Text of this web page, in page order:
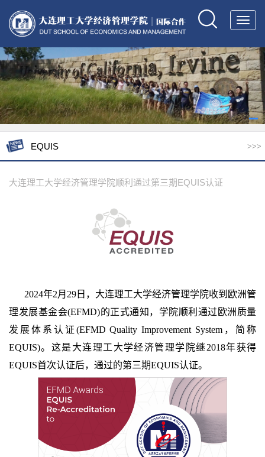
EQUIS >>>
大连理工大学经济管理学院顺利通过第三期EQUIS认证
2024年2月29日，大连理工大学经济管理学院收到欧洲管
理发展基金会(EFMD)的正式通知，学院顺利通过欧洲质量
发展体系认证(EFMD Quality Improvement System，简称
EQUIS)。这是大连理工大学经济管理学院继2018年获得
EQUIS首次认证后，通过的第三期EQUIS认证。